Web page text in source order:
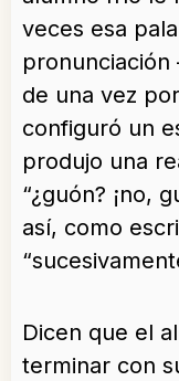
veces esa
pronunciación
de una vez
configuró un
produjo una
“¿guón? ¡no,
así, como
Dicen que el
terminar con